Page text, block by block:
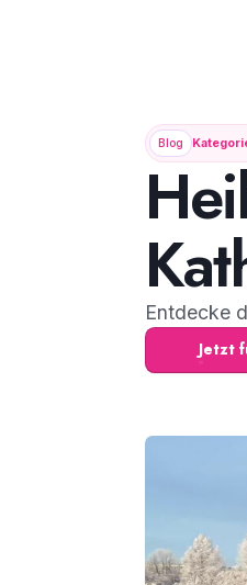
Blog
Entdecke
Jetzt